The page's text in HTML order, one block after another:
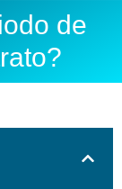
de